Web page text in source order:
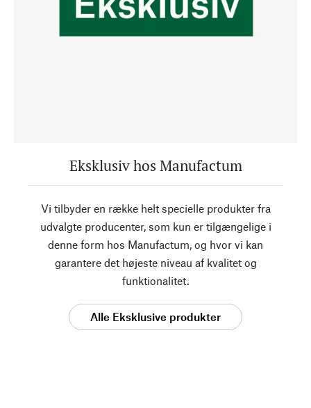
Eksklusiv hos Manufactum
Vi tilbyder en række helt specielle produkter fra
udvalgte producenter, som kun er tilgængelige i
denne form hos Manufactum, og hvor vi kan
garantere det højeste niveau af kvalitet og
funktionalitet.
Alle Eksklusive produkter